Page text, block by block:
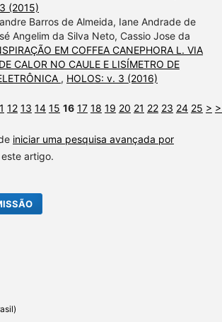
(2015)
Barros de Almeida, Iane Andrade de
Angelim da Silva Neto, Cassio Jose da
EM COFFEA CANEPHORA L. VIA
CALOR NO CAULE E LISÍMETRO DE
, HOLOS: v. 3 (2016)
12 13 14 15 16 17 18 19 20 21 22 23 24 25 >
iniciar uma pesquisa avançada por
artigo.